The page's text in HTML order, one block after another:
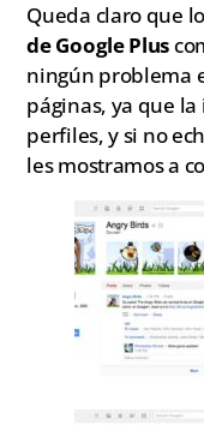
Queda claro que
de Google Plus
ningún problema
páginas, ya que la
perfiles, y si no
les mostramos a